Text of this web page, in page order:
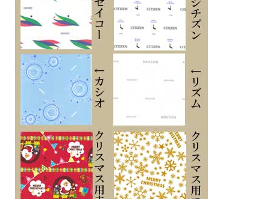
・アプリ：「G-SHOCK MOVE」対応
・バンド装着可能サイズ：145～215mm
・操作音ON/OFF切替機能
・パワーセービング機能（毎日一定時間になると表示を消して節電します）
・12/24時間制表示切替
・バイブレーション機能
・ユーザープロフィール設定機能
・日付・曜日表示
・操作バイブレーションON/OFF切替機能
・トレーニングログデータ（最大100走分、ラップデータはそれぞれ最大140
本）：計測タイム、距離、ペース、消費カロリー
・ライフログデータ：＜デイリーデータ表示＞歩数、＜月間データ表示＞走行距離
・トレーニング機能：加速度センサーによる距離・速度・ペースなどを計算して表
示、自動／手動ラップ機能、オートポーズ機能、到達お知らせアラート設定（時
間、消費カロリー）ON/OFF切替機能、トレーニング表示カスタマイズ機能（計測
タイム、距離、ペース、ラップタイム、ラップ距離、ラップペース、平均ペース、
速度、平均速度、消費カロリー）
■メーカーの正規国内保証書付き（1年間保証）